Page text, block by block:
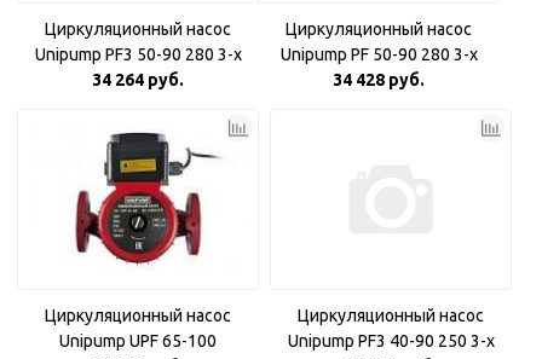
Циркуляционный насос
Unipump PF3 50-90 280 3-х
скоростной
34 264 руб.
Циркуляционный насос
Unipump PF 50-90 280 3-х
скоростной
34 428 руб.
Циркуляционный насос
Unipump UPF 65-100
Циркуляционный насос
Unipump PF3 40-90 250 3-х